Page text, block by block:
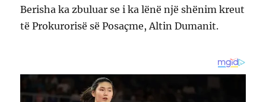
Berisha ka zbuluar se i ka lënë një shënim kreut
të Prokurorisë së Posaçme, Altin Dumanit.